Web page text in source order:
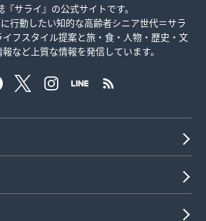
サライ』の公式サイトです。
行動したい知的な高齢者シニア世代＝サラ
フスタイル提案と旅・食・人物・歴史・文
など上質な情報を発信しています。